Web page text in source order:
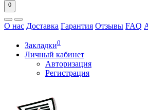
0
О нас Доставка Гарантия Отзывы FAQ
Закладки0
Личный кабинет
Авторизация
Регистрация